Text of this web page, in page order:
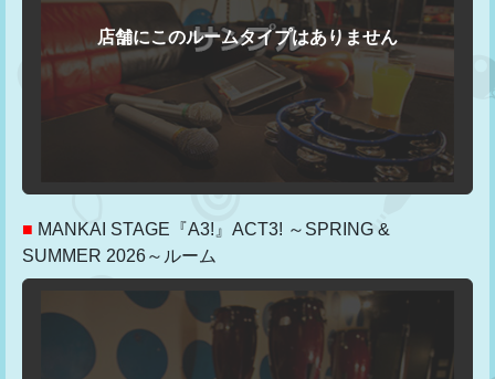
■ MANKAI STAGE『A3!』ACT3! ～SPRING &
SUMMER 2026～ルーム